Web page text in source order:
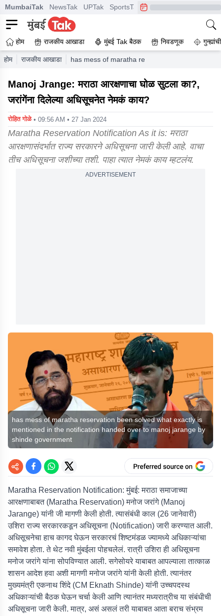
MumbaiTak NewsTak UPTak SportsTak CrimeTak
होम राजकीय आखाडा मुंबई Tak बैठक निवडणूक
होम राजकीय आखाडा has mess of maratha reservation been solved
Manoj Jrange: मराठा आरक्षणाचा घोळ सुटला का?,
जरांगेंना दिलेल्या अधिसूचनेत नेमकं काय?
रोहित गोळे • 09:56 AM • 27 Jan 2024
Maratha Reservation Notification As it is: मराठा
आरक्षणासंदर्भात राज्य सरकारने अधिसूचना जारी केली आहे. वाचा
तीच अधिसूचना जशीच्या तशी. पाहा त्यात नेमकं काय म्हटलंय.
ADVERTISEMENT
has mess of maratha reservation been solved what exactly is
mentioned in the notification handed over to manoj jarange by
shinde government
Maratha Reservation Notification: मुंबई: मराठा समाजाच्या
आरक्षणाबाबत (Maratha Reservation) मनोज जरांगे (Manoj
Jarange) यांनी जी मागणी केली होती. त्यासंबंधी काल (26 जानेवारी)
उशिरा राज्य सरकारकडून अधिसूचना (Notification) जारी करण्यात आली.
अधिसूचनेचा हाच कागद घेऊन सरकारचं शिष्टमंडळ ज्यामध्ये अधिकाऱ्यांचा
समावेश होता. ते थेट नवी मुंबईला पोहचलेलं. रात्री उशिरा ही अधिसूचना
मनोज जरांगे यांना सोपविण्यात आली. सगेसोयरे याबाबत आपल्याला तात्काळ
शासन आदेश हवा अशी मागणी मनोज जरांगे यांनी केली होती. त्यानंतर
मुख्यमंत्री एकनाथ शिंदे (CM Eknath Shinde) यांनी उच्चपदस्थ
अधिकाऱ्यांची बैठक घेऊन चर्चा केली आणि त्यानंतर मध्यरात्रीच या संबंधीची
अधिसूचना जारी केली. मात्र, असं असलं तरी याबाबत आता बराच संभ्रम